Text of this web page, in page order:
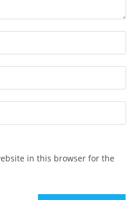
in this browser for the